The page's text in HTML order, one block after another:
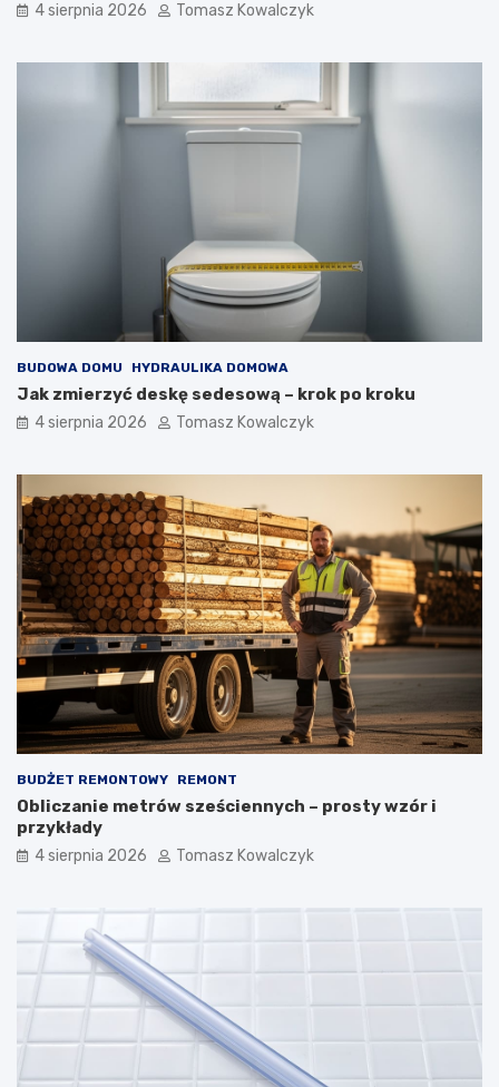
4 sierpnia 2026 Tomasz Kowalczyk
BUDOWA DOMU HYDRAULIKA DOMOWA
Jak zmierzyć deskę sedesową – krok po kroku
4 sierpnia 2026 Tomasz Kowalczyk
BUDŻET REMONTOWY REMONT
Obliczanie metrów sześciennych – prosty wzór i
przykłady
4 sierpnia 2026 Tomasz Kowalczyk